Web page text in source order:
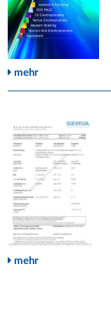
mehr
mehr